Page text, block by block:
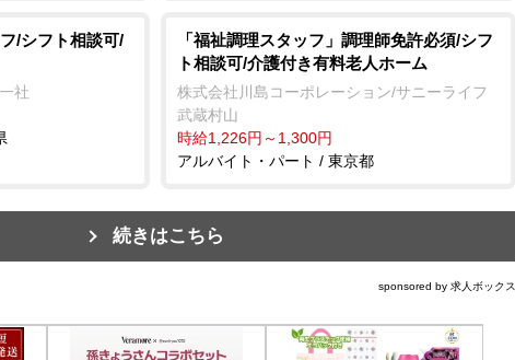
/シフト相談可/
社
「福祉調理スタッフ」調理師免許必須/シフ
ト相談可/介護付き有料老人ホーム
株式会社川島コーポレーション/サニーライフ
武蔵村山
時給1,226円～1,300円
アルバイト・パート / 東京都
続きはこちら
sponsored by 求人ボックス